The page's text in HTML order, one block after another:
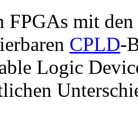
FPGAs mit
CPLD-
Logic